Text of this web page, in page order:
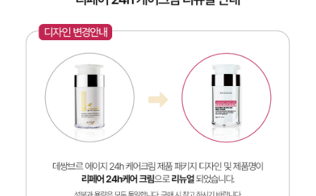
페이코 ID로 페
PAYCO 바로구매